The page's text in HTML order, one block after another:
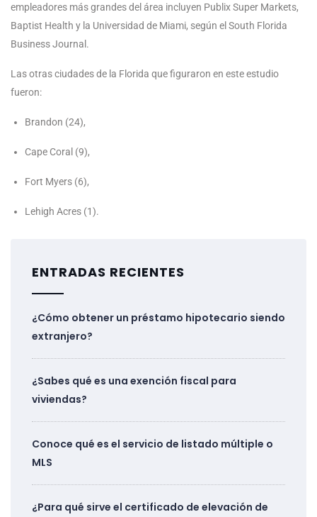
empleadores más grandes del área incluyen Publix Super Markets,
Baptist Health y la Universidad de Miami, según el South Florida
Business Journal.
Las otras ciudades de la Florida que figuraron en este estudio
fueron:
Brandon (24),
Cape Coral (9),
Fort Myers (6),
Lehigh Acres (1).
ENTRADAS RECIENTES
¿Cómo obtener un préstamo hipotecario siendo
extranjero?
¿Sabes qué es una exención fiscal para
viviendas?
Conoce qué es el servicio de listado múltiple o
MLS
¿Para qué sirve el certificado de elevación de